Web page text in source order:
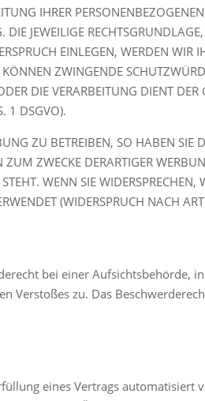
IHRER
JEWEILIGE
EINLEGEN, WERDEN WIR
ZWINGENDE
DIE VERARBEITUNG DIENT
1 DSGVO).
ZU BETREIBEN, SO HABEN SIE
ZWECKE DERARTIGER
WENN SIE WIDERSPRECHEN,
(WIDERSPRUCH NACH
bei einer Aufsichtsbehörde,
Verstoßes zu. Das
eines Vertrags automatisiert